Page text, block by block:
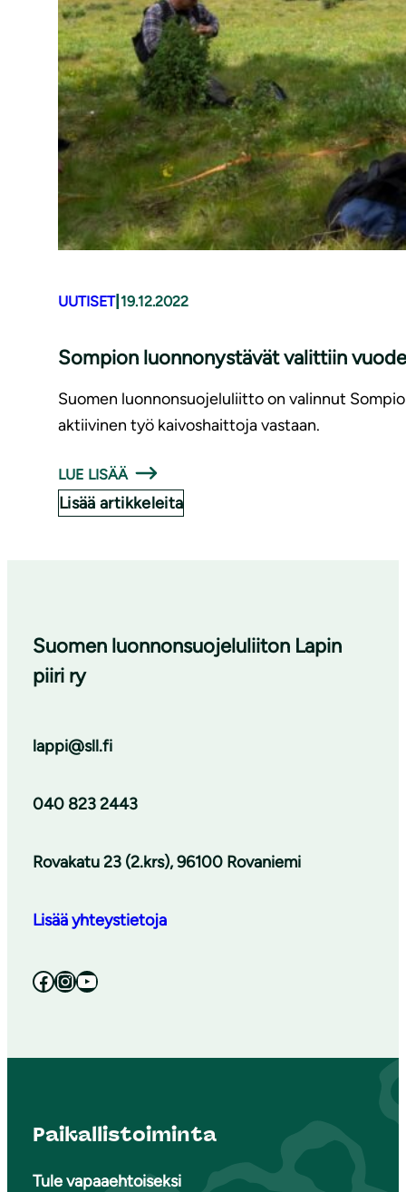
UUTISET| 19.12.2022
Sompion luonnonystävät valittiin
Suomen luonnonsuojeluliitto on valinnut
aktiivinen työ kaivoshaittoja vastaan.
LUE LISÄÄ
Lisää artikkeleita
Suomen luonnonsuojeluliiton Lapin
piiri ry
lappi@sll.fi
040 823 2443
Rovakatu 23 (2.krs), 96100 Rovaniemi
Lisää yhteystietoja
Facebook InstagramYouTube
Paikallistoiminta
Tule vapaaehtoiseksi